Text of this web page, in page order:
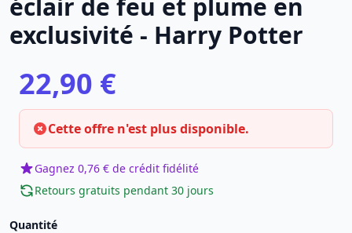
éclair de feu et plume en
exclusivité - Harry Potter
22,90 €
Cette offre n'est plus disponible.
Gagnez 0,76 € de crédit fidélité
Retours gratuits pendant 30 jours
Quantité